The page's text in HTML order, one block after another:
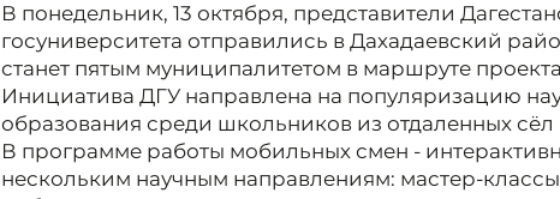
В понедельник, 13 октября, представители
госуниверситета отправились в Дахадаевский
станет пятым муниципалитетом в маршруте
Инициатива ДГУ направлена на популяризацию
образования среди школьников из отдаленных сёл
В программе работы мобильных смен -
нескольким научным направлениям: мастер-